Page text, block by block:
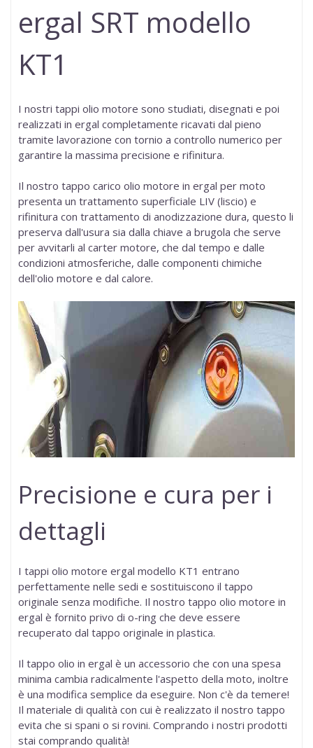
ergal SRT modello
KT1
I nostri tappi olio motore sono studiati, disegnati e poi
realizzati in ergal completamente ricavati dal pieno
tramite lavorazione con tornio a controllo numerico per
garantire la massima precisione e rifinitura.
Il nostro tappo carico olio motore in ergal per moto
presenta un trattamento superficiale LIV (liscio) e
rifinitura con trattamento di anodizzazione dura, questo li
preserva dall'usura sia dalla chiave a brugola che serve
per avvitarli al carter motore, che dal tempo e dalle
condizioni atmosferiche, dalle componenti chimiche
dell'olio motore e dal calore.
Precisione e cura per i
dettagli
I tappi olio motore ergal modello KT1 entrano
perfettamente nelle sedi e sostituiscono il tappo
originale senza modifiche. Il nostro tappo olio motore in
ergal è fornito privo di o-ring che deve essere
recuperato dal tappo originale in plastica.
Il tappo olio in ergal è un accessorio che con una spesa
minima cambia radicalmente l'aspetto della moto, inoltre
è una modifica semplice da eseguire. Non c'è da temere!
Il materiale di qualità con cui è realizzato il nostro tappo
evita che si spani o si rovini. Comprando i nostri prodotti
stai comprando qualità!